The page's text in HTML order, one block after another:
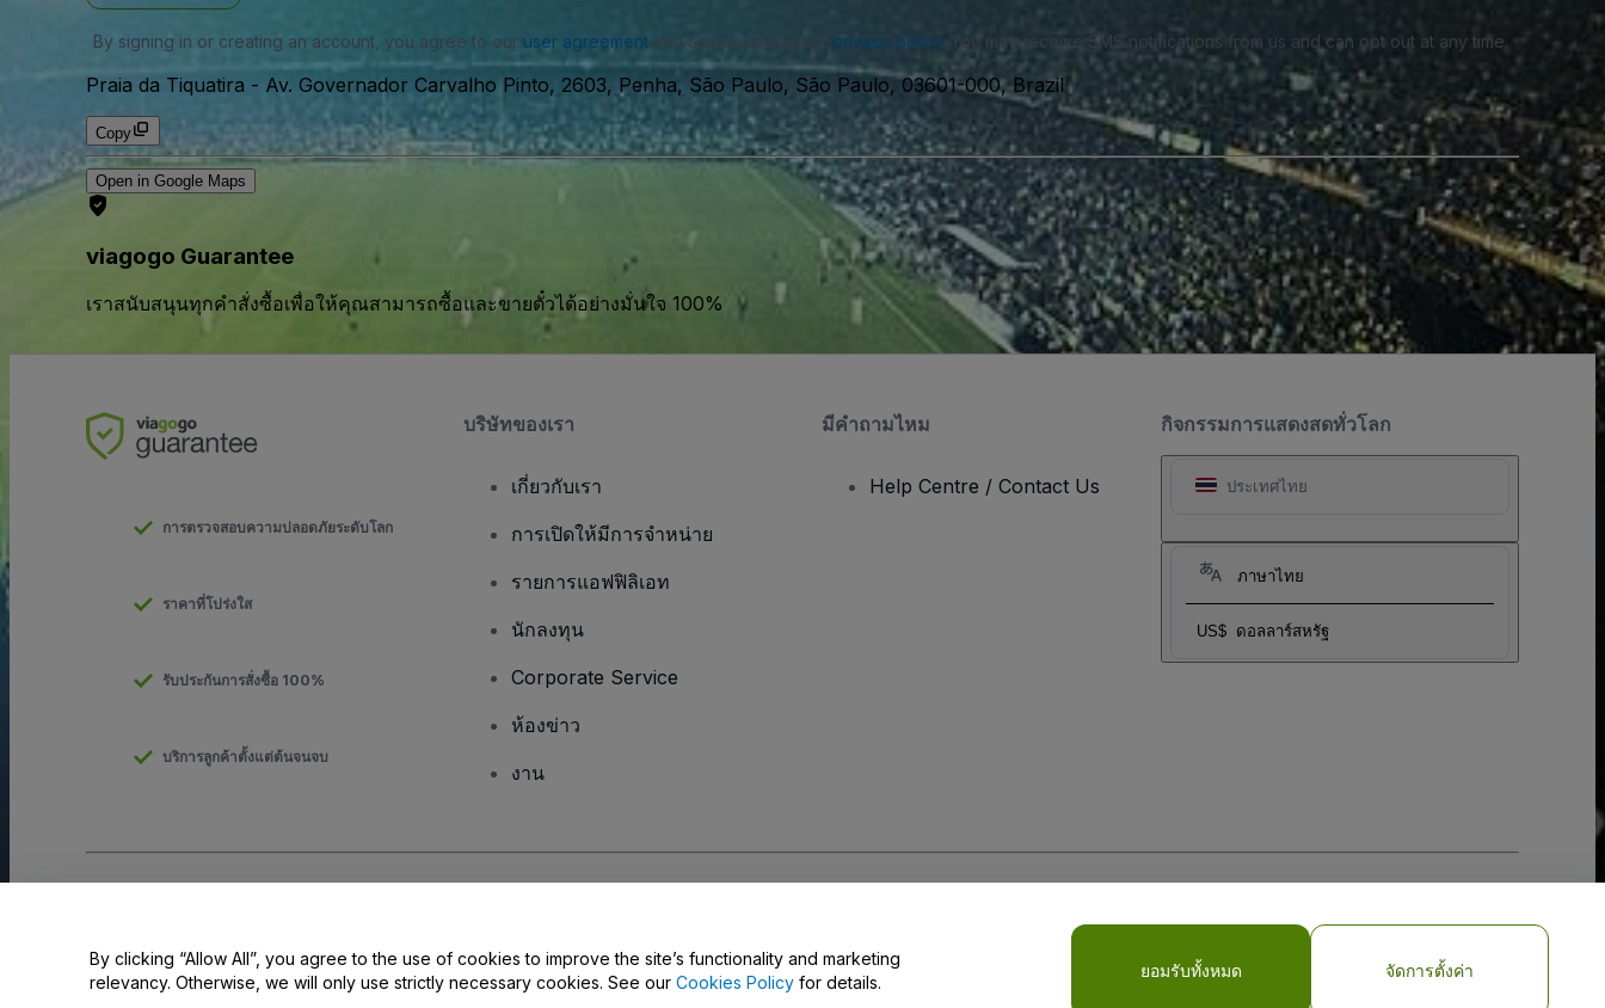
By signing in or creating an account, you agree to our user agreementand acknowledge our privacy policy. You may receive SMS notifications from us and can opt out at any time.
Praia da Tiquatira - Av. Governador Carvalho Pinto, 2603, Penha, São Paulo, São Paulo, 03601-000, Brazil
Copy
Open in Google Maps
viagogo Guarantee
เราสนับสนุนทุกคําสั่งซื้อเพื่อให้คุณสามารถซื้อและขายตั๋วได้อย่างมั่นใจ 100%
กิจกรรมการแสดงสดทั่วโลก
ประเทศไทย
ภาษาไทย
US$ ดอลลาร์สหรัฐ
การตรวจสอบความปลอดภัยระดับโลก
ราคาที่โปร่งใส
รับประกันการสั่งซื้อ 100%
บริการลูกค้าตั้งแต่ต้นจนจบ
บริษัทของเรา
เกี่ยวกับเรา
การเปิดให้มีการจำหน่าย
รายการแอฟฟิลิเอท
นักลงทุน
Corporate Service
ห้องข่าว
งาน
มีคําถามไหม
Help Centre / Contact Us
ห้ามแชร์ข้อมูลส่วนบุคคลของฉัน/ทางเลือกเกี่ยวกับความเป็นส่วนตัวของคุณ
By clicking “Allow All”, you agree to the use of cookies to improve the site’s functionality and marketing
relevancy. Otherwise, we will only use strictly necessary cookies. See our Cookies Policy for details.
ยอมรับทั้งหมด จัดการตั้งค่า